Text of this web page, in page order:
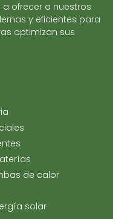
ofrecer a nuestros
y eficientes para
optimizan sus
de calor
solar